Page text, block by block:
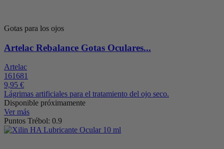
Gotas para los ojos
Artelac Rebalance Gotas Oculares...
Artelac
161681
9,95 €
Lágrimas artificiales para el tratamiento del ojo seco.
Disponible próximamente
Ver más
Puntos Trébol: 0.9